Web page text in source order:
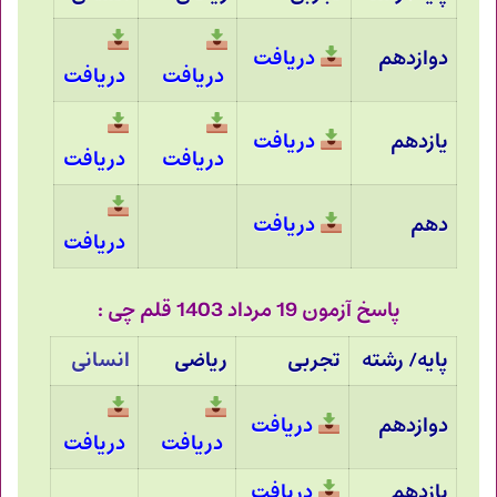
دوازدهم دریافت
دریافت دریافت
یازدهم دریافت
دریافت دریافت
دهم دریافت
دریافت
پاسخ آزمون 19 مرداد 1403 قلم چی :
پایه/ رشته
تجربی ریاضی انسانی
دوازدهم دریافت
دریافت
دریافت